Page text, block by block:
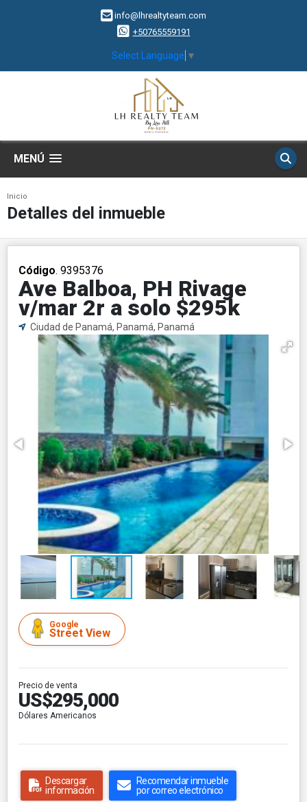
info@lhrealtyteam.com
+50765559191
Select Language ▼
MENÚ
Inicio
Detalles del inmueble
Código. 9395376
Ave Balboa, PH Rivage
v/mar 2r a solo $295k
Ciudad de Panamá, Panamá, Panamá
Google
Street View
Precio de venta
US$295,000
Dólares Americanos
Descargar
información
Recomendar inmueble
por correo electrónico